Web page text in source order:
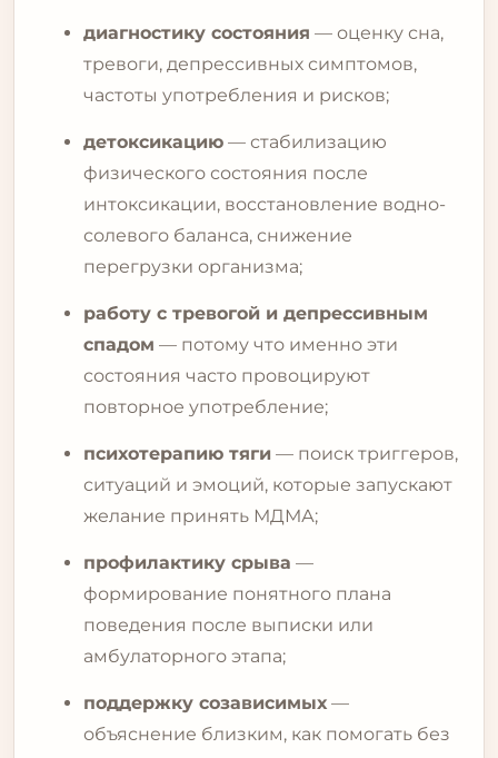
диагностику состояния — оценку сна,
тревоги, депрессивных симптомов,
частоты употребления и рисков;
детоксикацию — стабилизацию
физического состояния после
интоксикации, восстановление водно-
солевого баланса, снижение
перегрузки организма;
работу с тревогой и депрессивным
спадом — потому что именно эти
состояния часто провоцируют
повторное употребление;
психотерапию тяги — поиск триггеров,
ситуаций и эмоций, которые запускают
желание принять МДМА;
профилактику срыва —
формирование понятного плана
поведения после выписки или
амбулаторного этапа;
поддержку созависимых —
объяснение близким, как помогать без